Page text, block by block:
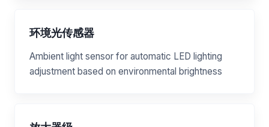
环境光传感器
Ambient light sensor for automatic LED lighting
adjustment based on environmental brightness